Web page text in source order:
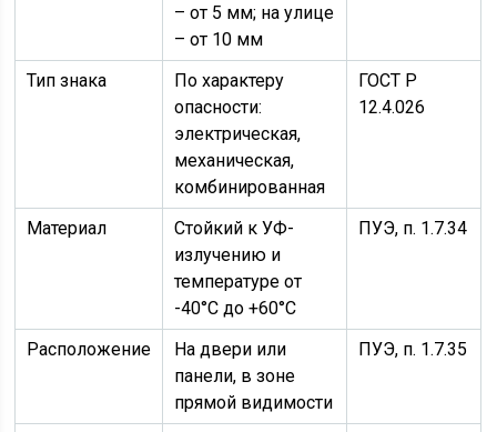
– от 5 мм; на улице
– от 10 мм
Тип знака
По характеру
опасности:
электрическая,
механическая,
комбинированная
ГОСТ Р
12.4.026
Материал
Стойкий к УФ-
излучению и
температуре от
-40°C до +60°C
ПУЭ, п. 1.7.34
Расположение
На двери или
панели, в зоне
прямой видимости
ПУЭ, п. 1.7.35